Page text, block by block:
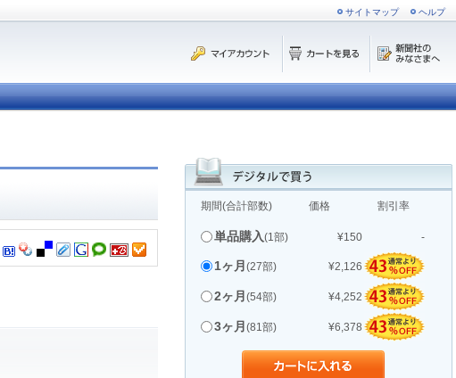
サイトマップ ヘルプ
期間(合計部数) 価格 割引率
単品購入(1部) ¥150 -
1ヶ月 (27部) ¥2,126
2ヶ月 (54部) ¥4,252
3ヶ月 (81部) ¥6,378